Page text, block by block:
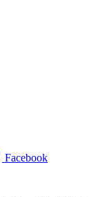
Facebook